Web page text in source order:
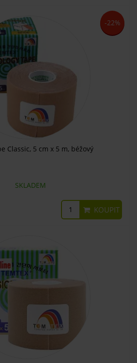
-22%
Classic, 5 cm x 5 m, béžový
SKLADEM
KOUPIT